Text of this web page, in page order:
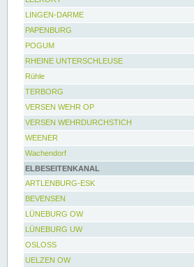
LINGEN-DARME
PAPENBURG
POGUM
RHEINE UNTERSCHLEUSE
Rühle
TERBORG
VERSEN WEHR OP
VERSEN WEHRDURCHSTICH
WEENER
Wachendorf
ELBESEITENKANAL
ARTLENBURG-ESK
BEVENSEN
LÜNEBURG OW
LÜNEBURG UW
OSLOSS
UELZEN OW